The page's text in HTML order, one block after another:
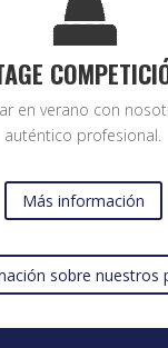
en verano con
auténtico profesional.
Más información
sobre nuestros